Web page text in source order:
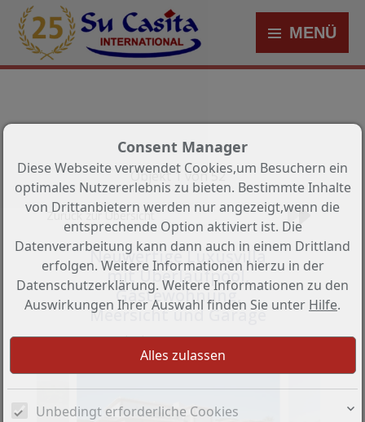
MENÜ
Objekt 1 von 52
Zurück zur Übersicht
Neuwertige Luxusvilla
mit Überlaufpool,
Gästewohnung,
Meersicht und Garage
Objekt-Nr.: CNS-2-0914
Consent Manager
Diese Webseite verwendet Cookies,um Besuchern ein
optimales Nutzererlebnis zu bieten. Bestimmte Inhalte
von Drittanbietern werden nur angezeigt,wenn die
entsprechende Option aktiviert ist. Die
Datenverarbeitung kann dann auch in einem Drittland
erfolgen. Weitere Informationen hierzu in der
Datenschutzerklärung. Weitere Informationen zu den
Auswirkungen Ihrer Auswahl finden Sie unter Hilfe.
Unbedingt erforderliche Cookies